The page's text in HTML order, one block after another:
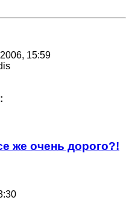
15:59
же очень дорого?!